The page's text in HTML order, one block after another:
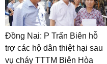
Đồng Nai: P Trấn Biên hỗ
trợ các hộ dân thiệt hại sau
vụ cháy TTTM Biên Hòa